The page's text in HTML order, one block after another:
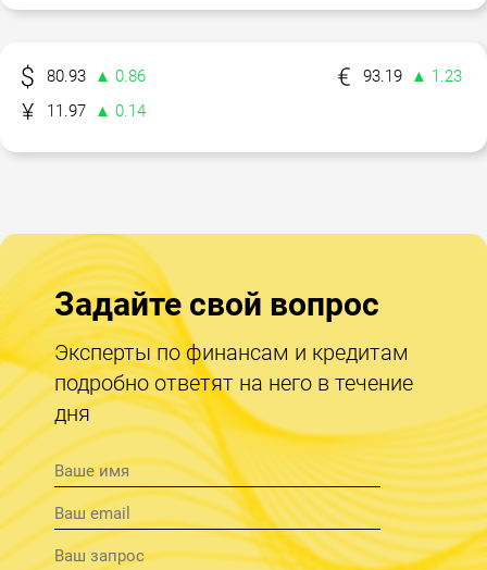
80.93 ▲ 0.86 93.19
▲ 1.23
11.97
▲ 0.14
Задайте свой вопрос
Эксперты по финансам и кредитам
подробно ответят на него в течение
дня